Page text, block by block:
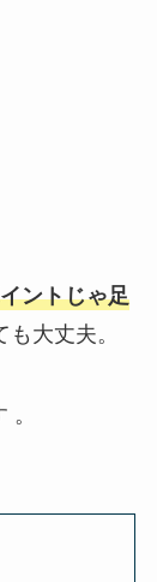
ントじゃ足
大丈夫。